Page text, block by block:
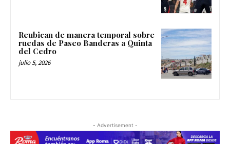
Reubican de manera temporal sobre
ruedas de Paseo Banderas a Quinta
del Cedro
julio 5, 2026
- Advertisement -